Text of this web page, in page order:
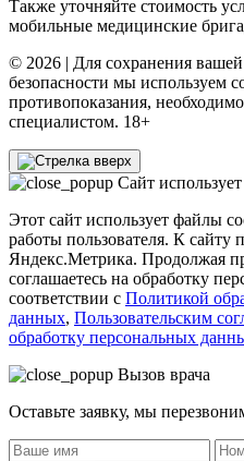
Также уточняйте стоимость
мобильные медицинские
© 2026 | Для сохранения
безопасности мы используем
противопоказания,
специалистом. 18+
Сайт
Этот сайт использует файлы
работы пользователя. К сайту
Яндекс.Метрика. Продолжая
соглашаетесь на обработку
соответствии с Политикой
данных, Пользовательским
обработку персональных
Вызов врача
Оставьте заявку, мы